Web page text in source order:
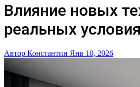
Влияние новых
реальных
Автор Константин Янв 10, 2026